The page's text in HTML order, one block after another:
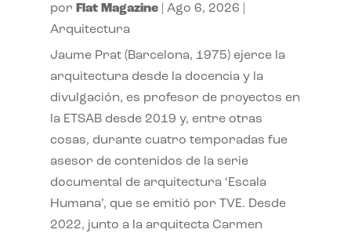
por Flat Magazine| Ago 6, 2026
Arquitectura
Jaume Prat (Barcelona, 1975) ejerce la
arquitectura desde la docencia y la
divulgación, es profesor de proyectos en
la ETSAB desde 2019 y, entre otras
cosas, durante cuatro temporadas fue
asesor de contenidos de la serie
documental de arquitectura ‘Escala
Humana’, que se emitió por TVE. Desde
2022, junto a la arquitecta Carmen